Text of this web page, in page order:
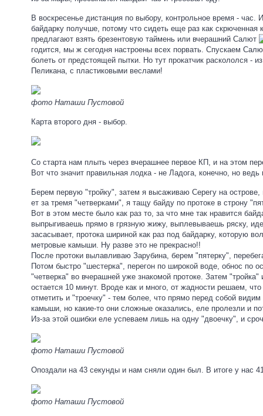
В воскресенье дистанция по выбору, контрольное время - час.
байдарку получше, потому что сидеть еще раз как скрюченная
предлагают взять брезентовую таймень или вчерашний Салют
годится, мы ж сегодня настроены всех порвать. Спускаем
болеть от предстоящей пытки. Но тут прокатчик раскололся -
Пеликана, с пластиковыми веслами!
фото Наташи Пустовой
Карта второго дня - выбор.
Со старта нам плыть через вчерашнее первое КП, и на этом
Вот что значит правильная лодка - не Ладога, конечно, но ведь
Берем первую "тройку", затем я высаживаю Серегу на острове,
ет за тремя "четверками", я тащу байду по протоке в строну
Вот в этом месте было как раз то, за что мне так нравится
выпрыгиваешь прямо в грязную жижу, выплевываешь ряску,
засасывает, протока шириной как раз под байдарку, которую
метровые камыши. Ну разве это не прекрасно!!
После протоки вылавливаю Зарубина, берем "пятерку",
Потом быстро "шестерка", перегон по широкой воде, обнос по
"четверка" во вчерашней уже знакомой протоке. Затем "тройка"
остается 10 минут. Вроде как и много, от жадности решаем,
отметить и "троечку" - тем более, что прямо перед собой
камыши, но какие-то они сложные оказались, еле пролезли и
Из-за этой ошибки еле успеваем лишь на одну "двоечку", и
фото Наташи Пустовой
Опоздали на 43 секунды и нам сняли один был. В итоге у нас
фото Наташи Пустовой